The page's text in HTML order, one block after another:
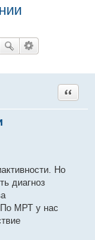
Цитата
Но
диагноз
По МРТ у нас